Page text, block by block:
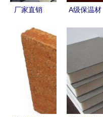
结构建材市
厂家直销
体板的革命
——高效节
能外墙解决
方案
A级保温材
类、特点与